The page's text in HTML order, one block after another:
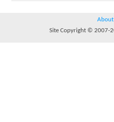
About
Site Copyright © 2007-